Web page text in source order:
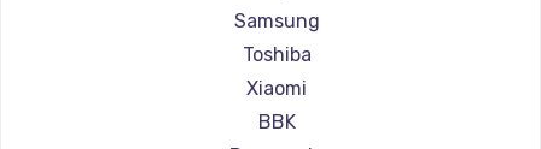
Настройка Wi-Fi
1030 руб.
Заказать
Ремонт телевизоров Centek
Ремонт телевизоров Telefunken
Ремонт телевизоров Hyundai
Ремонт телевизоров Doffler
Samsung
Toshiba
Xiaomi
BBK